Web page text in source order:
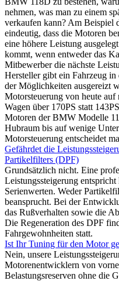
nehmen, was man zu einem
verkaufen kann? Am Beispiel
eindeutig, dass die Motoren
eine höhere Leistung
kommt, wenn entweder das
Mitbewerber die nächste
Hersteller gibt ein Fahrzeug
der Möglichkeiten ausgereizt
Motorsteuerung von heute auf
Wagen über 170PS statt
Motoren der BMW Modelle
Hubraum bis auf wenige
Motorsteuerung entscheidet
Gefährdet die
Partikelfilters (DPF)
Grundsätzlich nicht. Eine
Leistungssteigerung
Serienwerten. Weder
beansprucht. Bei der
das Rußverhalten sowie die
Die Regeneration des DPF
Fahrgewohnheiten statt.
Ist Ihr Tuning für den Motor
Nein, unsere
Motorenentwicklern von
Belastungsreserven ohne die